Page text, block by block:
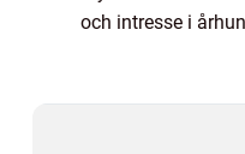
och intresse i